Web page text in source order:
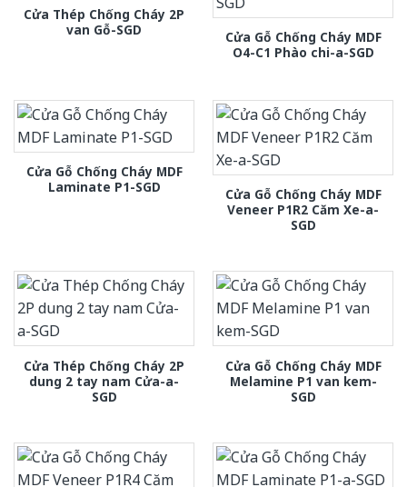
Cửa Thép Chống Cháy 2P
van Gỗ-SGD
Cửa Gỗ Chống Cháy MDF
O4-C1 Phào chi-a-SGD
Cửa Gỗ Chống Cháy MDF
Laminate P1-SGD
Cửa Gỗ Chống Cháy MDF
Veneer P1R2 Căm Xe-a-
SGD
Cửa Thép Chống Cháy 2P
dung 2 tay nam Cửa-a-
SGD
Cửa Gỗ Chống Cháy MDF
Melamine P1 van kem-
SGD